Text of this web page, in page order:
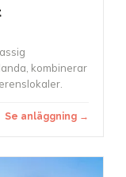
kombinerar
Se anläggning →